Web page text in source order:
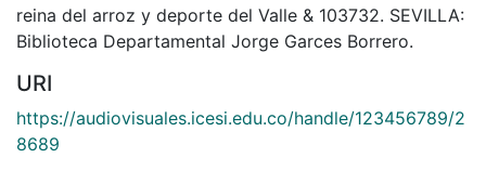
reina del arroz y deporte del Valle & 103732. SEVILLA:
Biblioteca Departamental Jorge Garces Borrero.
URI
https://audiovisuales.icesi.edu.co/handle/123456789/2
8689